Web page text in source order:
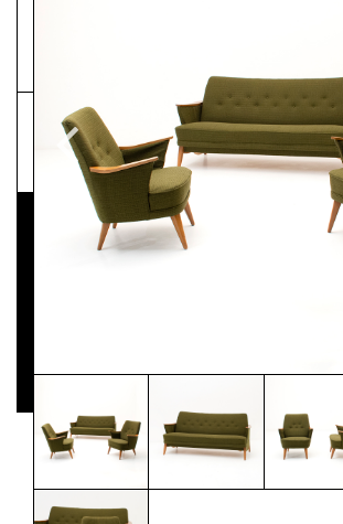
Pressematerial